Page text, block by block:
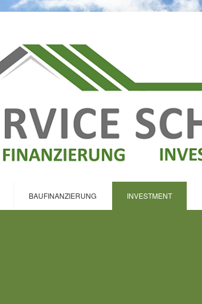
BAUFINANZIERUNG INVESTMENT